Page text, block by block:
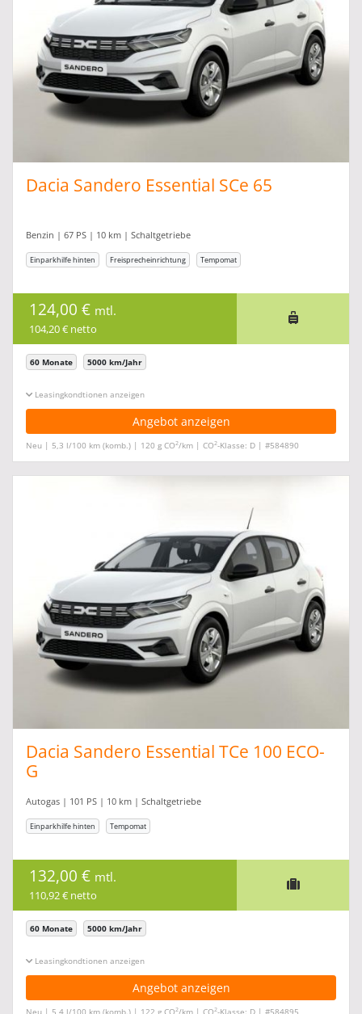
Dacia Sandero Essential SCe 65
Benzin | 67 PS | 10 km | Schaltgetriebe
Einparkhilfe hinten Freisprecheinrichtung Tempomat
124,00 € mtl.
104,20 € netto
60 Monate 5000 km/Jahr
Leasingkonditionen ein-/ausblenden
Angebot anzeigen
Neu | 5,3 l/100 km (komb.) | 120 g CO2/km | CO2-Klasse: D | #584890
Dacia Sandero Essential TCe 100 ECO-
G
Autogas | 101 PS | 10 km | Schaltgetriebe
Einparkhilfe hinten Tempomat
132,00 € mtl.
110,92 € netto
60 Monate 5000 km/Jahr
Leasingkonditionen ein-/ausblenden
Angebot anzeigen
Neu | 5,4 l/100 km (komb.) | 122 g CO2/km | CO2-Klasse: D | #584895